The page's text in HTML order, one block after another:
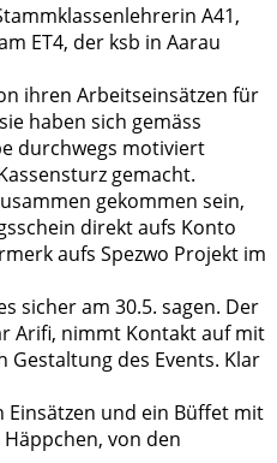
A41,
ET4, der ksb in Aarau
ihren Arbeitseinsätzen für
haben sich gemäss
durchwegs motiviert
gemacht.
gekommen sein,
direkt aufs Konto
aufs Spezwo Projekt im
sicher am 30.5. sagen. Der
Arifi, nimmt Kontakt auf mit
Gestaltung des Events. Klar
Einsätzen und ein Büffet mit
von den